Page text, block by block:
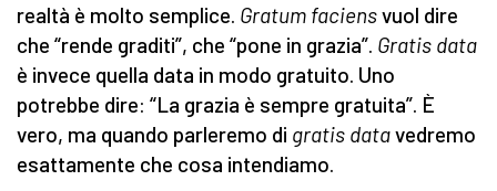
realtà è molto semplice. Gratum faciensvuol dire
che “rende graditi”, che “pone in grazia”. Gratis data
è invece quella data in modo gratuito. Uno
potrebbe dire: “La grazia è sempre gratuita”. È
vero, ma quando parleremo di gratis datavedremo
esattamente che cosa intendiamo.